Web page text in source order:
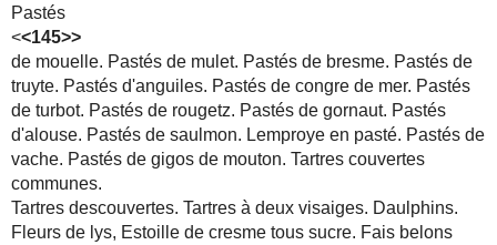
Pastés
<<145>>
de mouelle. Pastés de mulet. Pastés de bresme. Pastés de
truyte. Pastés d'anguiles. Pastés de congre de mer. Pastés
de turbot. Pastés de rougetz. Pastés de gornaut. Pastés
d'alouse. Pastés de saulmon. Lemproye en pasté. Pastés de
vache. Pastés de gigos de mouton. Tartres couvertes
communes.
Tartres descouvertes. Tartres à deux visaiges. Daulphins.
Fleurs de lys, Estoille de cresme tous sucre. Fais belons